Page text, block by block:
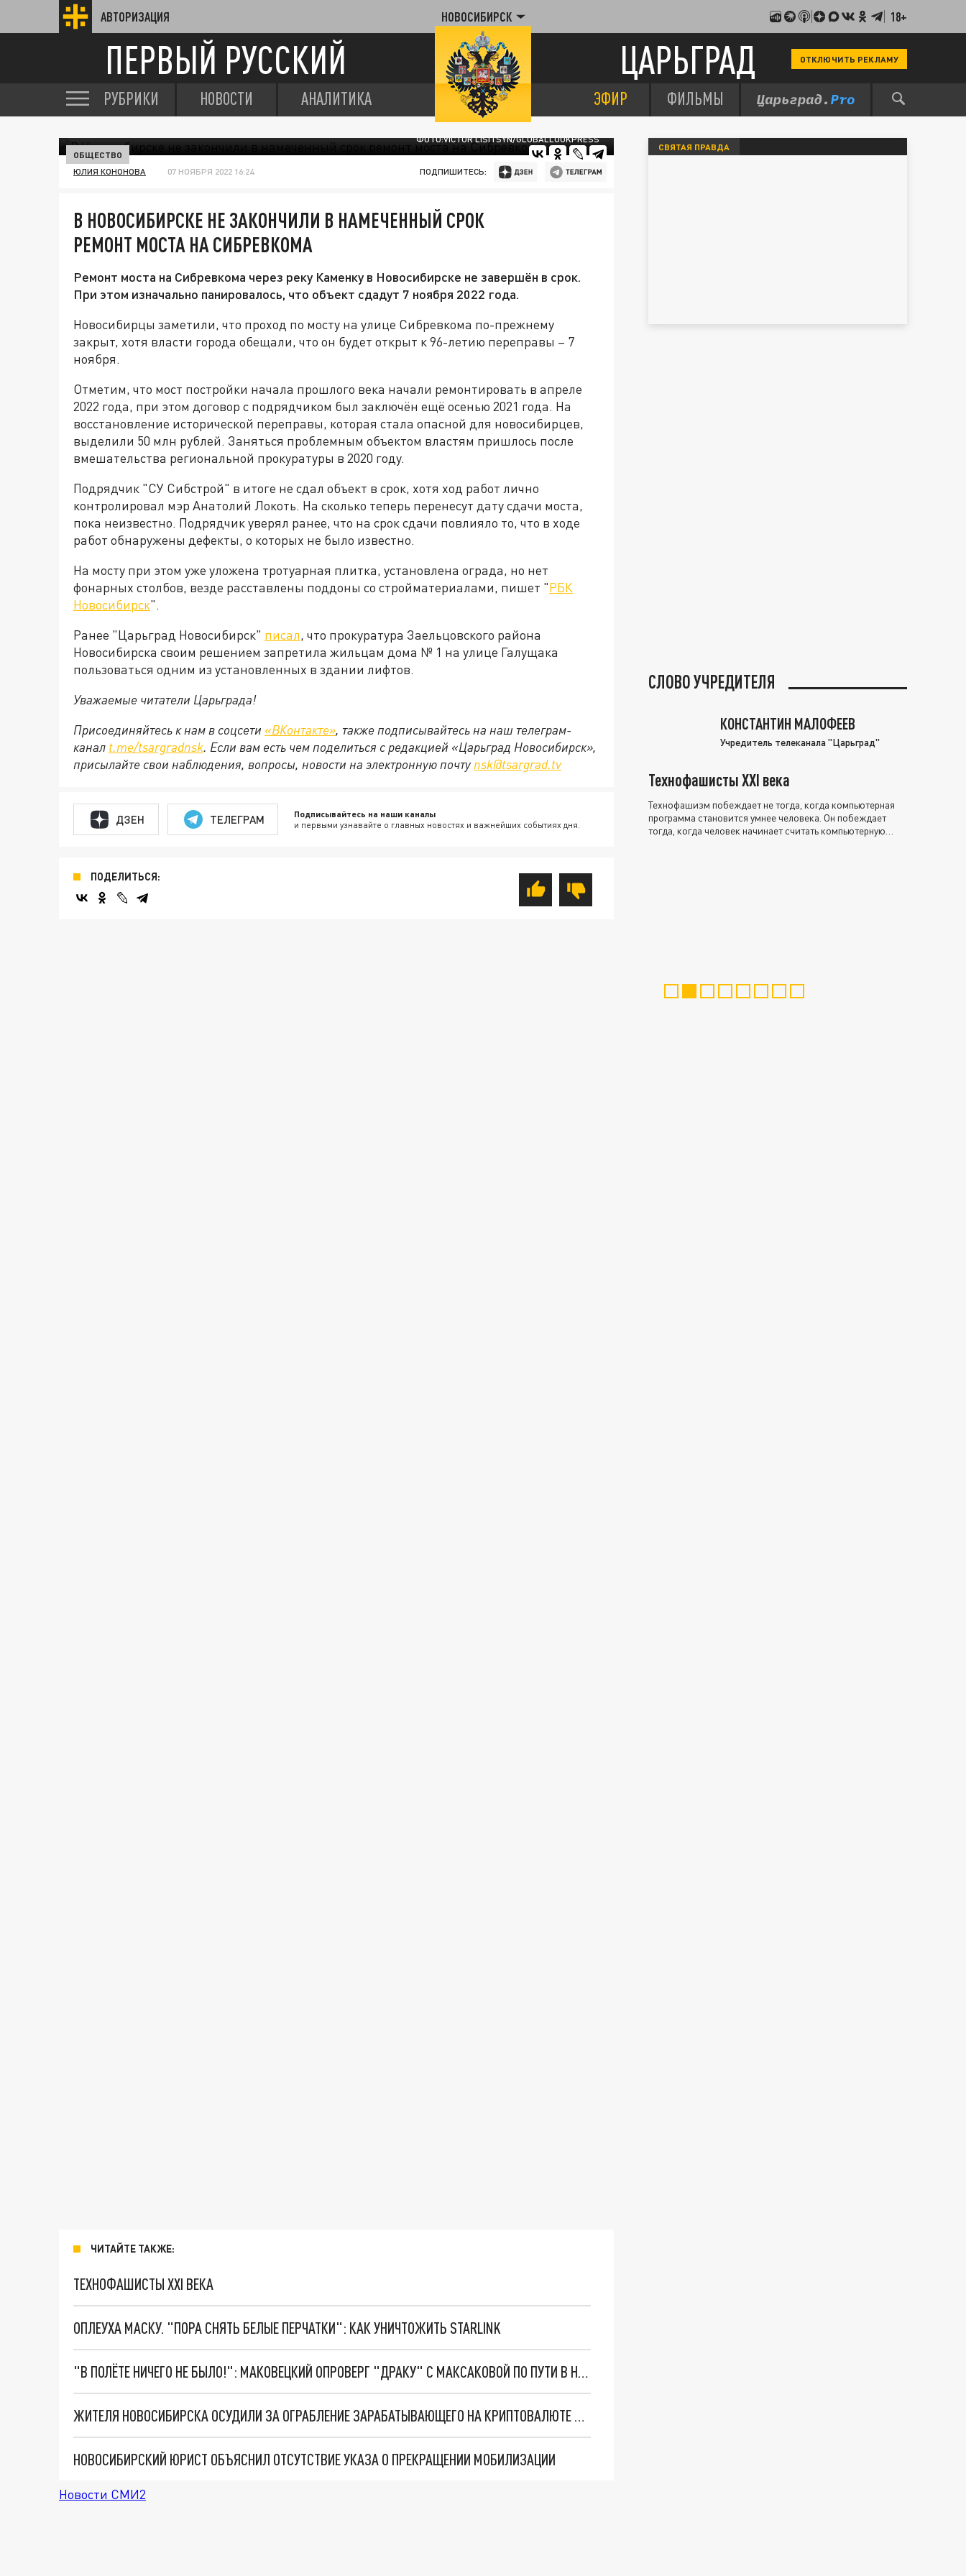
АВТОРИЗАЦИЯ НОВОСИБИРСК 18+
ПЕРВЫЙ РУССКИЙ ЦАРЬГРАД ОТКЛЮЧИТЬ РЕКЛАМУ
РУБРИКИ НОВОСТИ АНАЛИТИКА ЭФИР ФИЛЬМЫ
ФОТО:VICTOR LISITSYN/GLOBALLOOKPRESS
ОБЩЕСТВО
ЮЛИЯ КОНОНОВА 07 НОЯБРЯ 2022 16:24 ПОДПИШИТЕСЬ:
В НОВОСИБИРСКЕ НЕ ЗАКОНЧИЛИ В НАМЕЧЕННЫЙ СРОК
РЕМОНТ МОСТА НА СИБРЕВКОМА
Ремонт моста на Сибревкома через реку Каменку в Новосибирске не завершён в срок.
При этом изначально панировалось, что объект сдадут 7 ноября 2022 года.
Новосибирцы заметили, что проход по мосту на улице Сибревкома по-прежнему
закрыт, хотя власти города обещали, что он будет открыт к 96-летию переправы – 7
ноября.
Отметим, что мост постройки начала прошлого века начали ремонтировать в апреле
2022 года, при этом договор с подрядчиком был заключён ещё осенью 2021 года. На
восстановление исторической переправы, которая стала опасной для новосибирцев,
выделили 50 млн рублей. Заняться проблемным объектом властям пришлось после
вмешательства региональной прокуратуры в 2020 году.
Подрядчик "СУ Сибстрой" в итоге не сдал объект в срок, хотя ход работ лично
контролировал мэр Анатолий Локоть. На сколько теперь перенесут дату сдачи моста,
пока неизвестно. Подрядчик уверял ранее, что на срок сдачи повлияло то, что в ходе
работ обнаружены дефекты, о которых не было известно.
На мосту при этом уже уложена тротуарная плитка, установлена ограда, но нет
фонарных столбов, везде расставлены поддоны со стройматериалами, пишет "РБК
Новосибирск".
Ранее "Царьград Новосибирск" писал, что прокуратура Заельцовского района
Новосибирска своим решением запретила жильцам дома № 1 на улице Галущака
пользоваться одним из установленных в здании лифтов.
Уважаемые читатели Царьграда!
Присоединяйтесь к нам в соцсети «ВКонтакте», также подписывайтесь на наш телеграм-
канал t.me/tsargradnsk. Если вам есть чем поделиться с редакцией «Царьград Новосибирск»,
присылайте свои наблюдения, вопросы, новости на электронную почту nsk@tsargrad.tv
ДЗЕН ТЕЛЕГРАМ Подписывайтесь на наши каналы
и первыми узнавайте о главных новостях и важнейших событиях дня.
ПОДЕЛИТЬСЯ:
ЧИТАЙТЕ ТАКЖЕ:
ТЕХНОФАШИСТЫ XXI ВЕКА
ОПЛЕУХА МАСКУ. "ПОРА СНЯТЬ БЕЛЫЕ ПЕРЧАТКИ": КАК УНИЧТОЖИТЬ STARLINK
"В ПОЛЁТЕ НИЧЕГО НЕ БЫЛО!": МАКОВЕЦКИЙ ОПРОВЕРГ "ДРАКУ" С МАКСАКОВОЙ ПО ПУТИ В НОВОСИБИРСК
ЖИТЕЛЯ НОВОСИБИРСКА ОСУДИЛИ ЗА ОГРАБЛЕНИЕ ЗАРАБАТЫВАЮЩЕГО НА КРИПТОВАЛЮТЕ ТОМИЧА
НОВОСИБИРСКИЙ ЮРИСТ ОБЪЯСНИЛ ОТСУТСТВИЕ УКАЗА О ПРЕКРАЩЕНИИ МОБИЛИЗАЦИИ
Новости СМИ2
СВЯТАЯ ПРАВДА
СЛОВО УЧРЕДИТЕЛЯ
КОНСТАНТИН МАЛОФЕЕВ
Учредитель телеканала "Царьград"
Технофашисты XXI века
Технофашизм побеждает не тогда, когда компьютерная
программа становится умнее человека. Он побеждает
тогда, когда человек начинает считать компьютерную